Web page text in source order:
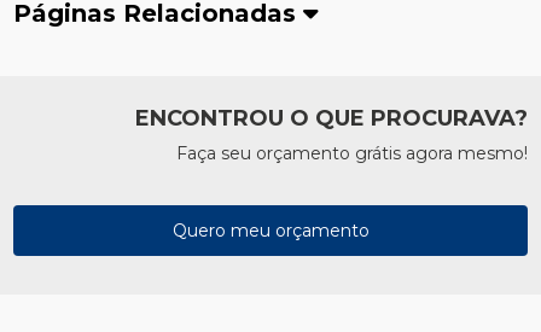
Páginas Relacionadas
ENCONTROU O QUE PROCURAVA?
Faça seu orçamento grátis agora mesmo!
Quero meu orçamento